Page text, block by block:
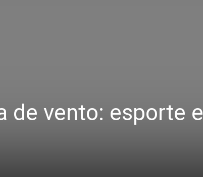
de vento: esporte e